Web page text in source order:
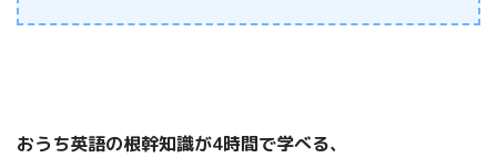
おうち英語の根幹知識が4時間で学べる、